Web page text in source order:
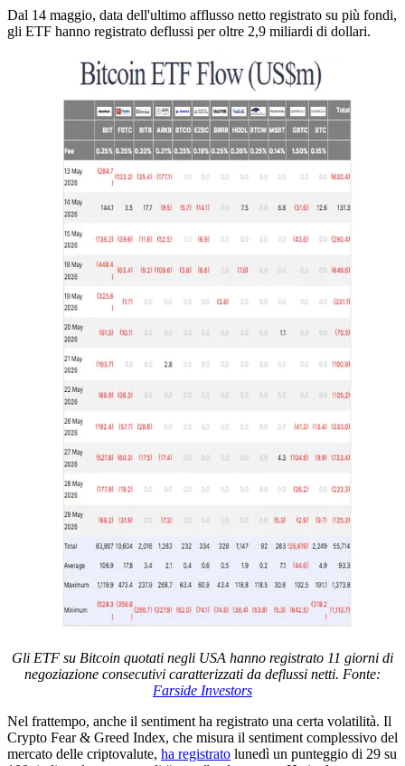
Dal 14 maggio, data dell'ultimo afflusso netto registrato su più fondi,
gli ETF hanno registrato deflussi per oltre 2,9 miliardi di dollari.
Gli ETF su Bitcoin quotati negli USA hanno registrato 11 giorni di
negoziazione consecutivi caratterizzati da deflussi netti. Fonte:
Farside Investors
Nel frattempo, anche il sentiment ha registrato una certa volatilità. Il
Crypto Fear & Greed Index, che misura il sentiment complessivo del
mercato delle criptovalute, ha registrato lunedì un punteggio di 29 su